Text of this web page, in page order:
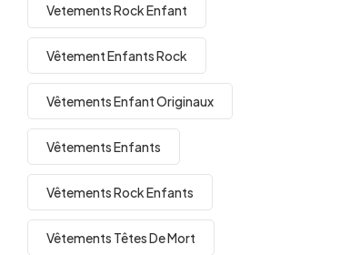
Vetements Rock Enfant
Vêtement Enfants Rock
Vêtements Enfant Originaux
Vêtements Enfants
Vêtements Rock Enfants
Vêtements Têtes De Mort